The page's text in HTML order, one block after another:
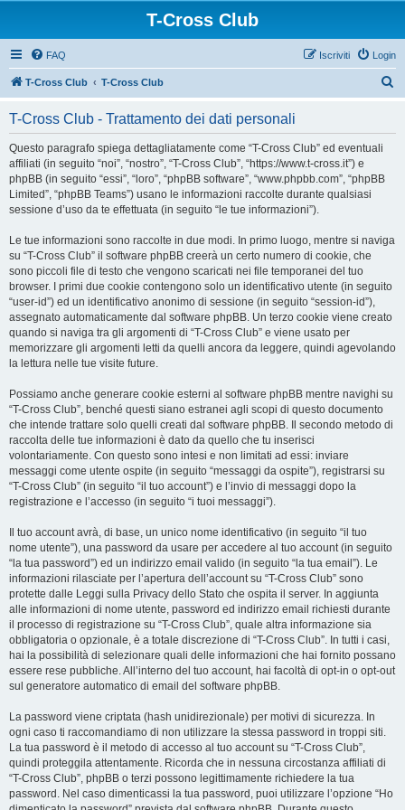
T-Cross Club
FAQ Login
Iscriviti
T-Cross Club T-Cross Club
T-Cross Club - Trattamento dei dati personali
Questo paragrafo spiega dettagliatamente come “T-Cross Club” ed eventuali
affiliati (in seguito “noi”, “nostro”, “T-Cross Club”, “https://www.t-cross.it”) e
phpBB (in seguito “essi”, “loro”, “phpBB software”, “www.phpbb.com”, “phpBB
Limited”, “phpBB Teams”) usano le informazioni raccolte durante qualsiasi
sessione d’uso da te effettuata (in seguito “le tue informazioni”).
Le tue informazioni sono raccolte in due modi. In primo luogo, mentre si naviga
su “T-Cross Club” il software phpBB creerà un certo numero di cookie, che
sono piccoli file di testo che vengono scaricati nei file temporanei del tuo
browser. I primi due cookie contengono solo un identificativo utente (in seguito
“user-id”) ed un identificativo anonimo di sessione (in seguito “session-id”),
assegnato automaticamente dal software phpBB. Un terzo cookie viene creato
quando si naviga tra gli argomenti di “T-Cross Club” e viene usato per
memorizzare gli argomenti letti da quelli ancora da leggere, quindi agevolando
la lettura nelle tue visite future.
Possiamo anche generare cookie esterni al software phpBB mentre navighi su
“T-Cross Club”, benché questi siano estranei agli scopi di questo documento
che intende trattare solo quelli creati dal software phpBB. Il secondo metodo di
raccolta delle tue informazioni è dato da quello che tu inserisci
volontariamente. Con questo sono intesi e non limitati ad essi: inviare
messaggi come utente ospite (in seguito “messaggi da ospite”), registrarsi su
“T-Cross Club” (in seguito “il tuo account”) e l’invio di messaggi dopo la
registrazione e l’accesso (in seguito “i tuoi messaggi”).
Il tuo account avrà, di base, un unico nome identificativo (in seguito “il tuo
nome utente”), una password da usare per accedere al tuo account (in seguito
“la tua password”) ed un indirizzo email valido (in seguito “la tua email”). Le
informazioni rilasciate per l’apertura dell’account su “T-Cross Club” sono
protette dalle Leggi sulla Privacy dello Stato che ospita il server. In aggiunta
alle informazioni di nome utente, password ed indirizzo email richiesti durante
il processo di registrazione su “T-Cross Club”, quale altra informazione sia
obbligatoria o opzionale, è a totale discrezione di “T-Cross Club”. In tutti i casi,
hai la possibilità di selezionare quali delle informazioni che hai fornito possano
essere rese pubbliche. All’interno del tuo account, hai facoltà di opt-in o opt-out
sul generatore automatico di email del software phpBB.
La password viene criptata (hash unidirezionale) per motivi di sicurezza. In
ogni caso ti raccomandiamo di non utilizzare la stessa password in troppi siti.
La tua password è il metodo di accesso al tuo account su “T-Cross Club”,
quindi proteggila attentamente. Ricorda che in nessuna circostanza affiliati di
“T-Cross Club”, phpBB o terzi possono legittimamente richiedere la tua
password. Nel caso dimenticassi la tua password, puoi utilizzare l’opzione “Ho